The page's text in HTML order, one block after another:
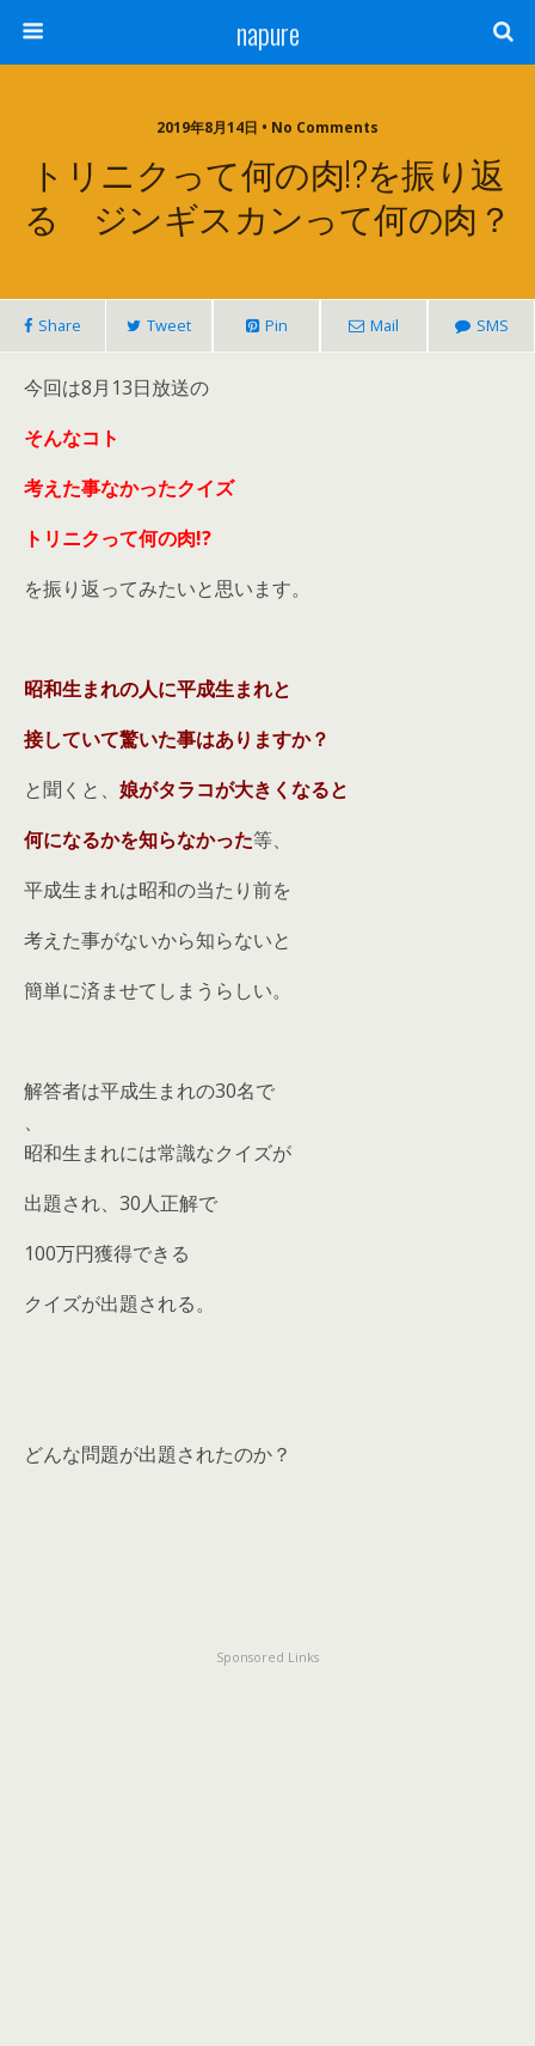
napure
2019年8月14日 • No Comments
トリニクって何の肉!?を振り返
る ジンギスカンって何の肉？
Share Tweet Pin Mail SMS
今回は8月13日放送の
そんなコト
考えた事なかったクイズ
トリニクって何の肉!?
を振り返ってみたいと思います。
昭和生まれの人に平成生まれと
接していて驚いた事はありますか？
と聞くと、 娘がタラコが大きくなると
何になるかを知らなかった等、
平成生まれは昭和の当たり前を
考えた事がないから知らないと
簡単に済ませてしまうらしい。
解答者は平成生まれの30名で
、
昭和生まれには常識なクイズが
出題され、30人正解で
100万円獲得できる
クイズが出題される。
どんな問題が出題されたのか？
Sponsored Links